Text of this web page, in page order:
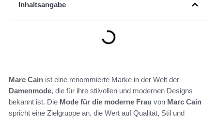
Inhaltsangabe
Marc Cain ist eine renommierte Marke in der Welt der
Damenmode, die für ihre stilvollen und modernen Designs
bekannt ist. Die Mode für die moderne Frau von Marc Cain
spricht eine Zielgruppe an, die Wert auf Qualität, Stil und